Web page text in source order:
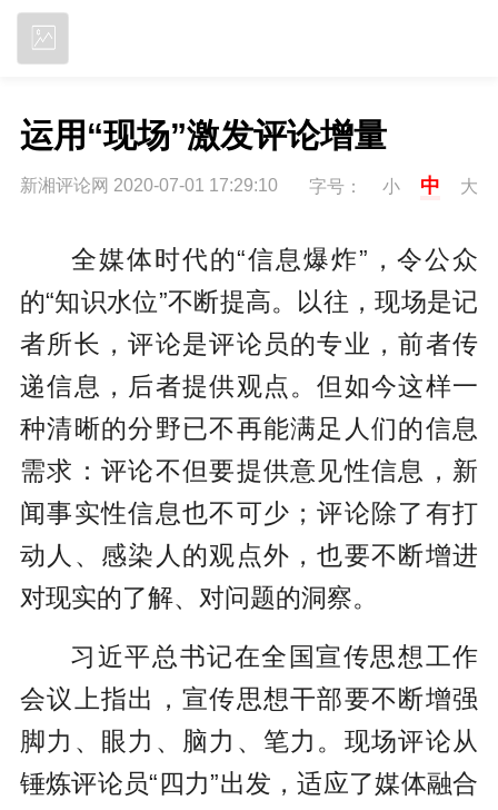
运用“现场”激发评论增量
新湘评论网 2020-07-01 17:29:10 字号： 小 中 大
全媒体时代的“信息爆炸”，令公众
的“知识水位”不断提高。以往，现场是记
者所长，评论是评论员的专业，前者传
递信息，后者提供观点。但如今这样一
种清晰的分野已不再能满足人们的信息
需求：评论不但要提供意见性信息，新
闻事实性信息也不可少；评论除了有打
动人、感染人的观点外，也要不断增进
对现实的了解、对问题的洞察。
习近平总书记在全国宣传思想工作
会议上指出，宣传思想干部要不断增强
脚力、眼力、脑力、笔力。现场评论从
锤炼评论员“四力”出发，适应了媒体融合